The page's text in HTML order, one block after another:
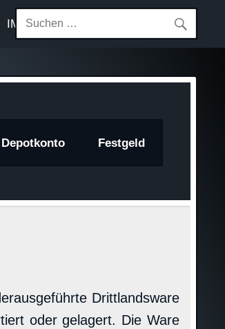
IMPRESSUM
Depotkonto Festgeld
Drittlandsware
oder gelagert. Die Ware